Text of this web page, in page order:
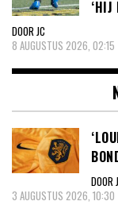
‘HIJ
DOOR JC
8 AUGUSTUS 2026, 02:15
DOOR
3 AUGUSTUS 2026, 10:30